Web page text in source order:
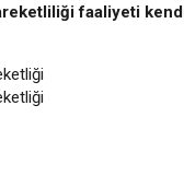
faaliyeti